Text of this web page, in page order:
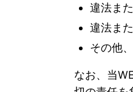
違法ま
違法ま
その他
なお、当